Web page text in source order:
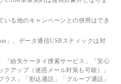
いる他のキャンペーンとの併用はでき
」、データ通信USBスティックは対
「紛失ケータイ捜索サービス」「安心
アップ（迷惑メール対策も可能）」
ラス」「割込通話」「グループ通話」